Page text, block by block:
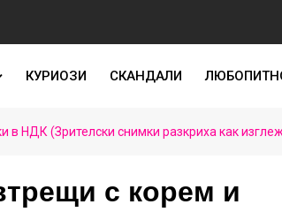
КУРИОЗИ СКАНДАЛИ
НДК (Зрителски снимки разкриха как
с корем и